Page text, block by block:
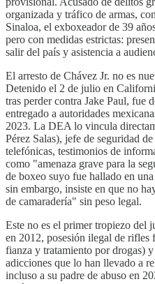
organizada y tráfico de armas,
Sinaloa, el exboxeador de 39
pero con medidas estrictas:
salir del país y asistencia a
El arresto de Chávez Jr. no es
Detenido el 2 de julio en
tras perder contra Jake Paul, fue
entregado a autoridades
2023. La DEA lo vincula
Pérez Salas), jefe de seguridad
telefónicas, testimonios de
como "amenaza grave para la
de boxeo suyo fue hallado en
sin embargo, insiste en que no
de camaradería" sin peso legal.
Este no es el primer tropiezo
en 2012, posesión ilegal de rifles
fianza y tratamiento por drogas)
adicciones que lo han llevado a
incluso a su padre de abuso en